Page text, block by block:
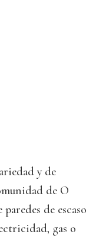
y de
de O
de escaso
gas o